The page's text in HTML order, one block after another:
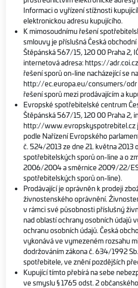
Informaci o vyřízení stížnosti
elektronickou adresu kupujícího.
K mimosoudnímu řešení
smlouvy je příslušná Česká
Štěpánská 567/15, 120 00 Praha 2,
internetová adresa: https://
řešení sporů on-line nacházející se
http://ec.europa.eu/consumers/odr
řešení sporů mezi prodávajícím a
Evropské spotřebitelské centrum
Štěpánská 567/15, 120 00 Praha 2,
http://www.evropskyspotrebitel.cz
podle Nařízení Evropského
č. 524/2013 ze dne 21. května 2013
spotřebitelských sporů on-line a o
2006/2004 a směrnice 2009/22/
spotřebitelských sporů on-line).
Prodávající je oprávněn k prodeji
živnostenského oprávnění.
v rámci své působnosti příslušný
nad oblastí ochrany osobních údajů
ochranu osobních údajů. Česká
vykonává ve vymezeném rozsahu
dodržováním zákona č. 634/1992
spotřebitele, ve znění pozdějších
Kupující tímto přebírá na sebe
ve smyslu § 1765 odst. 2